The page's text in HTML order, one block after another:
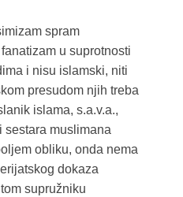
spram
u suprotnosti
i nisu islamski, niti
presudom njih treba
islama, s.a.v.a.,
sestara muslimana
obliku, onda nema
dokaza
supružniku